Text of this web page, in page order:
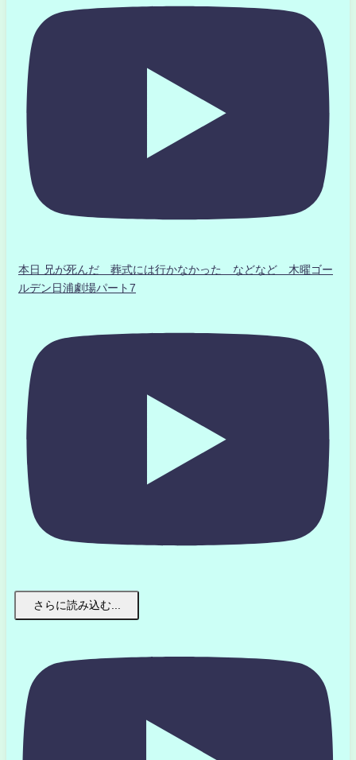
本日 兄が死んだ 葬式には行かなかった などなど 木曜ゴー
ルデン日浦劇場パート7
さらに読み込む...